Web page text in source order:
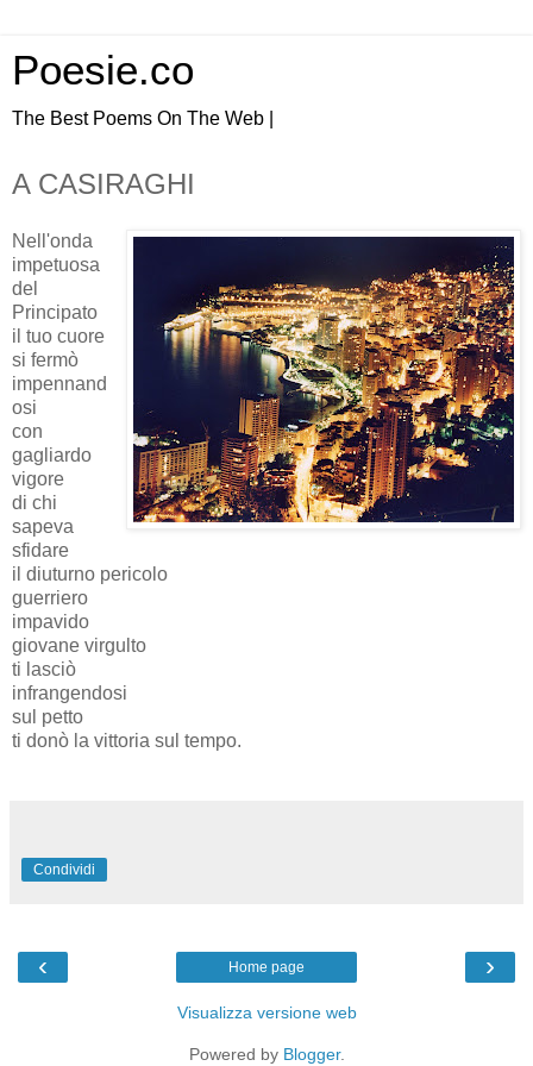
Poesie.co
The Best Poems On The Web |
A CASIRAGHI
Nell'onda
impetuosa
del
Principato
il tuo cuore
si fermò
impennand
osi
con
gagliardo
vigore
di chi
sapeva
sfidare
il diuturno pericolo
guerriero
impavido
giovane virgulto
ti lasciò
infrangendosi
sul petto
ti donò la vittoria sul tempo.
Condividi
‹ ›
Home page
Visualizza versione web
Powered by Blogger.